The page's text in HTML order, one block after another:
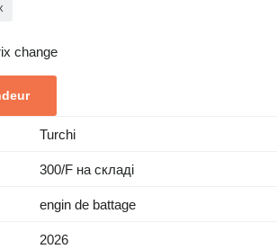
change
Turchi
300/F на складі
engin de battage
2026